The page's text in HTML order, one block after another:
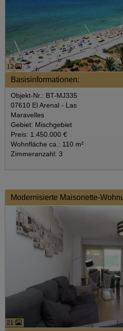
12
Basisinformationen:
Objekt-Nr.: BT-MJ335
07610 El Arenal - Las
Maravelles
Gebiet: Mischgebiet
Preis: 1.450.000 €
Wohnfläche ca.: 110 m²
Zimmeranzahl: 3
21